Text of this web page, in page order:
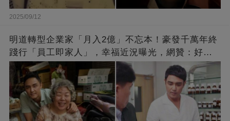
2025/09/12
明道轉型企業家「月入2億」不忘本！豪發千萬年終
踐行「員工即家人」，幸福近況曝光，網贊：好老
闆的福報